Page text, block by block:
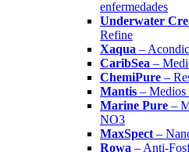
enfermedades
Underwater
Refine
Xaqua –
CaribSea –
ChemiPure –
Mantis – Medios
Marine Pure –
NO3
MaxSpect –
Rowa – Anti-